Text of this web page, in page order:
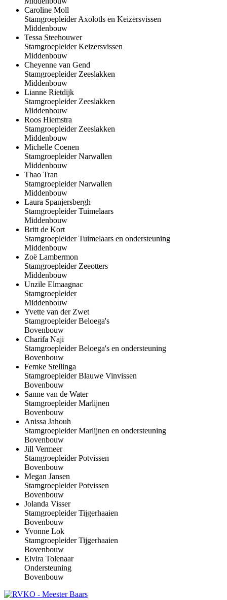
Caroline Moll
Stamgroepleider Axolotls en Keizersvissen
Middenbouw
Tessa Steehouwer
Stamgroepleider Keizersvissen
Middenbouw
Cheyenne van Gend
Stamgroepleider Zeeslakken
Middenbouw
Lianne Rietdijk
Stamgroepleider Zeeslakken
Middenbouw
Roos Hiemstra
Stamgroepleider Zeeslakken
Middenbouw
Michelle Coenen
Stamgroepleider Narwallen
Middenbouw
Thao Tran
Stamgroepleider Narwallen
Middenbouw
Laura Spanjersbergh
Stamgroepleider Tuimelaars
Middenbouw
Britt de Kort
Stamgroepleider Tuimelaars en ondersteuning
Middenbouw
Zoë Lambermon
Stamgroepleider Zeeotters
Middenbouw
Unzile Elmaagnac
Stamgroepleider
Middenbouw
Yvette van der Zwet
Stamgroepleider Beloega's
Bovenbouw
Charifa Naji
Stamgroepleider Beloega's en ondersteuning
Bovenbouw
Femke Stellinga
Stamgroepleider Blauwe Vinvissen
Bovenbouw
Sanne van de Water
Stamgroepleider Marlijnen
Bovenbouw
Anissa Jahouh
Stamgroepleider Marlijnen en ondersteuning
Bovenbouw
Jill Vermeer
Stamgroepleider Potvissen
Bovenbouw
Megan Jansen
Stamgroepleider Potvissen
Bovenbouw
Jolanda Visser
Stamgroepleider Tijgerhaaien
Bovenbouw
Yvonne Lok
Stamgroepleider Tijgerhaaien
Bovenbouw
Elvira Tolenaar
Ondersteuning
Bovenbouw